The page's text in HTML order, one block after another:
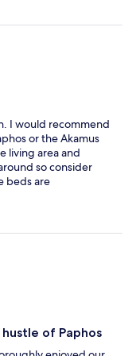
aber die Preis-
I would recommend
or the Akamus
living area and
so consider
beds are
of Paphos